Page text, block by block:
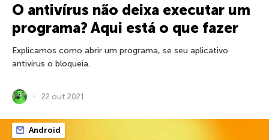
O antivírus não deixa executar um
programa? Aqui está o que fazer
Explicamos como abrir um programa, se seu aplicativo
antivírus o bloqueia.
22 out 2021
Android